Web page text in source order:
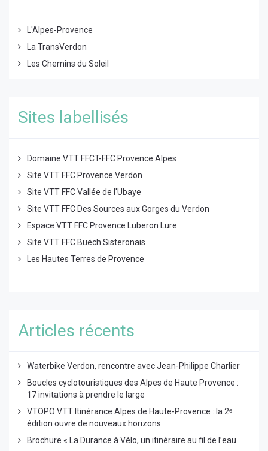
L'Alpes-Provence
La TransVerdon
Les Chemins du Soleil
Sites labellisés
Domaine VTT FFCT-FFC Provence Alpes
Site VTT FFC Provence Verdon
Site VTT FFC Vallée de l'Ubaye
Site VTT FFC Des Sources aux Gorges du Verdon
Espace VTT FFC Provence Luberon Lure
Site VTT FFC Buëch Sisteronais
Les Hautes Terres de Provence
Articles récents
Waterbike Verdon, rencontre avec Jean-Philippe Charlier
Boucles cyclotouristiques des Alpes de Haute Provence :
17 invitations à prendre le large
VTOPO VTT Itinérance Alpes de Haute-Provence : la 2ᵉ
édition ouvre de nouveaux horizons
Brochure « La Durance à Vélo, un itinéraire au fil de l’eau